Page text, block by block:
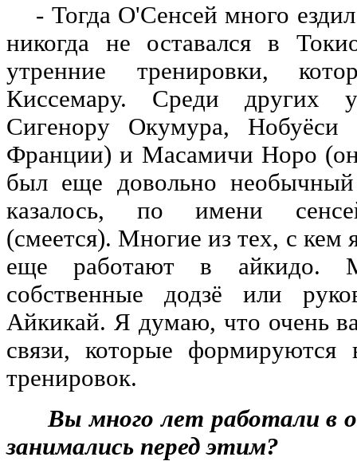
- Тогда О'Сенсей много
никогда не оставался в
утренние тренировки,
Киссемару. Среди других
Сигенору Окумура,
Франции) и Масамичи Норо
был еще довольно
казалось, по имени
(смеется). Многие из тех, с кем
еще работают в айкидо.
собственные додзё или
Айкикай. Я думаю, что очень
связи, которые формируются
тренировок.
Вы много лет работали в
занимались перед этим?